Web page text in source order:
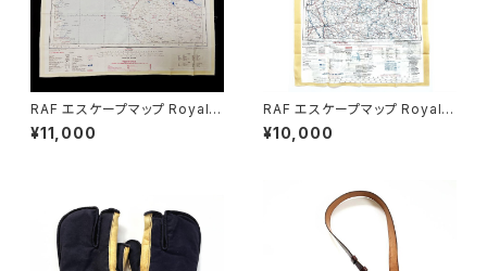
RAF エスケープマップ Royal A
ir Force Escape Map Scarf
BUSHIRE & TEHRAN 1950s
¥11,000
RAF エスケープマップ Royal A
ir Force Escape Map Scarf
SMOLENSK＆ LENINGRAD 1
¥10,000